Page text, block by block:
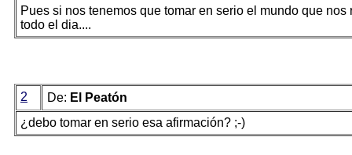
Pues si nos tenemos que tomar en serio el mundo que
todo el dia....
2 De: El Peatón
¿debo tomar en serio esa afirmación? ;-)